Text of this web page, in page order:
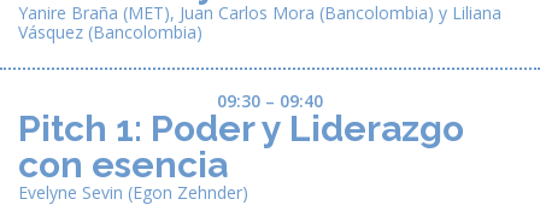
Yanire Braña (MET), Juan Carlos Mora (Bancolombia) y Liliana
Vásquez (Bancolombia)
09:30 – 09:40
Pitch 1: Poder y Liderazgo
con esencia
Evelyne Sevin (Egon Zehnder)